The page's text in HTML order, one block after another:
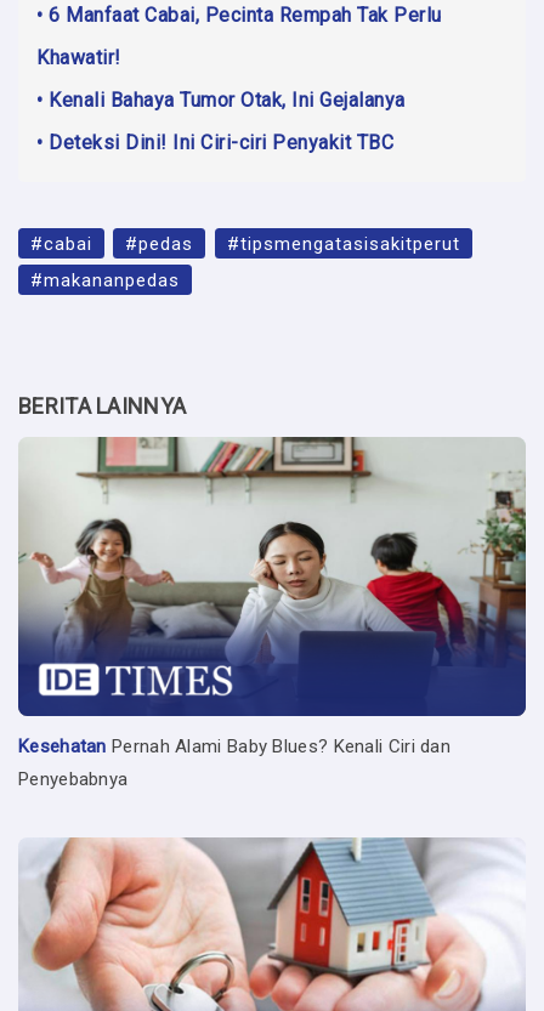
• 6 Manfaat Cabai, Pecinta Rempah Tak Perlu
Khawatir!
• Kenali Bahaya Tumor Otak, Ini Gejalanya
• Deteksi Dini! Ini Ciri-ciri Penyakit TBC
#cabai #pedas
#tipsmengatasisakitperut
#makananpedas
BERITA LAINNYA
Kesehatan Pernah Alami Baby Blues? Kenali Ciri dan
Penyebabnya